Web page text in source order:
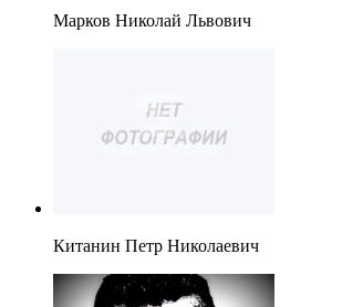
Марков Николай Львович
Китанин Петр Николаевич